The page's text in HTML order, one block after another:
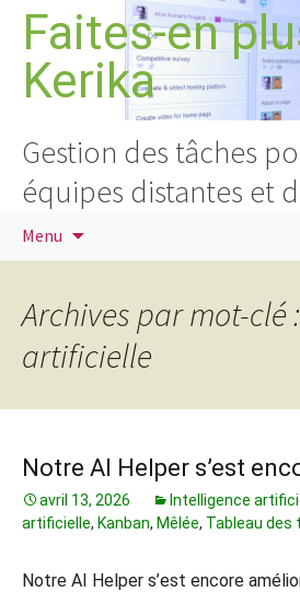
Aller
contenu
Faites-en
Kerika
Gestion des tâches
équipes distantes et
Menu
Archives par mot-clé
artificielle
Notre AI Helper s’est
avril 13, 2026 Intelligence
artificielle, Kanban, Mêlée, Tableau des
Notre AI Helper s’est encore